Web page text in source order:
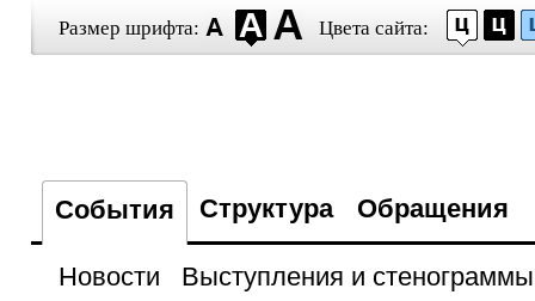
Размер шрифта: Цвета сайта:
События Структура Обращения
Новости
Выступления и стенограммы